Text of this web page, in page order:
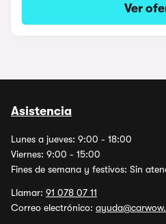
Ver
Asistencia
Lunes a jueves: 9:00 - 18:00
Viernes: 9:00 - 15:00
Fines de semana y festivos: Sin
Llamar: 91 078 07 11
Correo electrónico: